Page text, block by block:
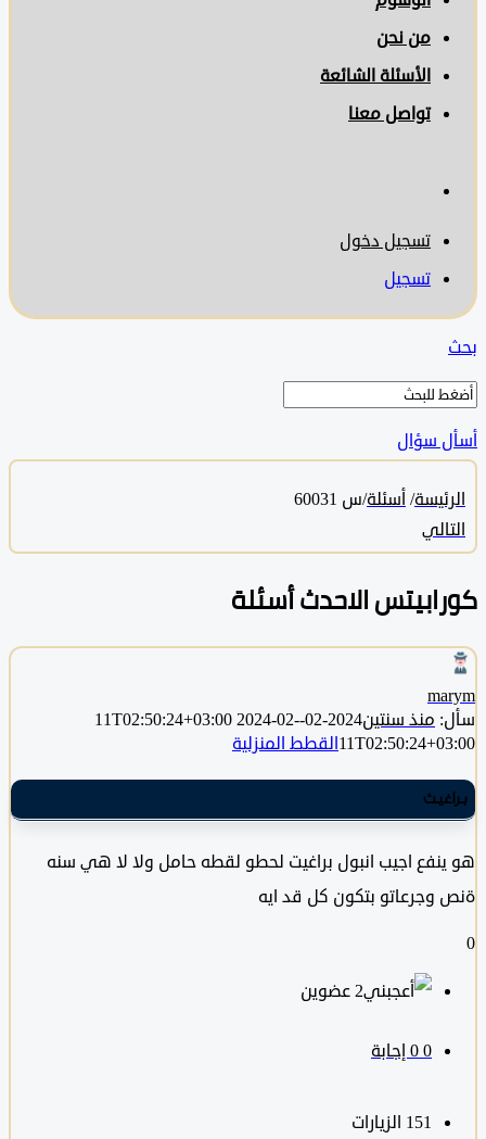
من نحن
الأسئلة الشائعة
تواصل معنا
تسجيل دخول
تسجيل
سؤال
/ أسئلة/س 60031
الاحدث أسئلة
منذ سنتين2024-02-11T02:50:24+03:00
2024-02-
القطط المنزلية
اجيب انبول براغيت لحطو لقطه حامل ولا لا هي سنه
بتكون كل قد ايه
‫2 عضوين
151 الزيارات